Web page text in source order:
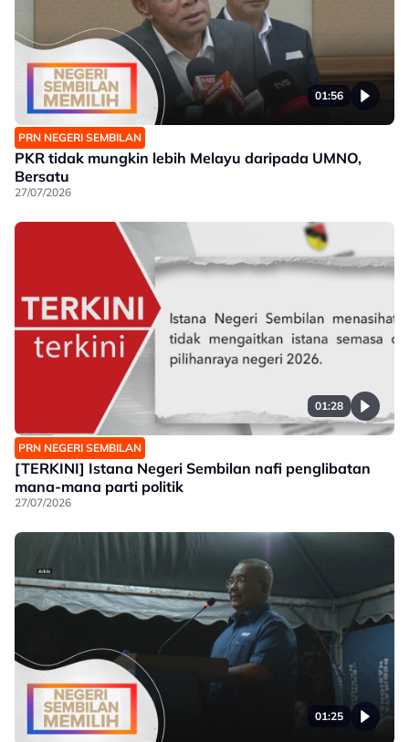
01:56
PRN NEGERI SEMBILAN
PKR tidak mungkin lebih Melayu daripada UMNO,
Bersatu
27/07/2026
01:28
PRN NEGERI SEMBILAN
[TERKINI] Istana Negeri Sembilan nafi penglibatan
mana-mana parti politik
27/07/2026
01:25